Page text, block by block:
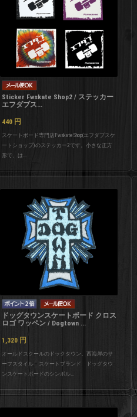
Sticker Fwskate Shop2 / ステッカー
エフダブス...
440円
スケートボード専門店Fwskate Shop(エフダブスケ
ートショップ)のステッカー2です。小さな正方
形で、は...
ドッグタウンスケートボード クロス
ロゴ ワッペン / Dogtown ...
1,320円
オールドスクールのドックタウン。西海岸のサ
ーフスタイル スケートブランド ドッグタウ
ンスケートボードのシンボル...